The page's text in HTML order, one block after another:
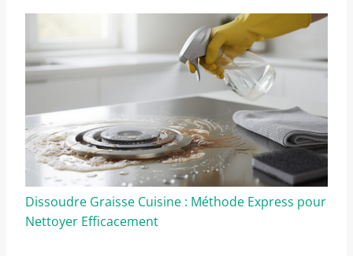
Dissoudre Graisse Cuisine : Méthode Express pour
Nettoyer Efficacement